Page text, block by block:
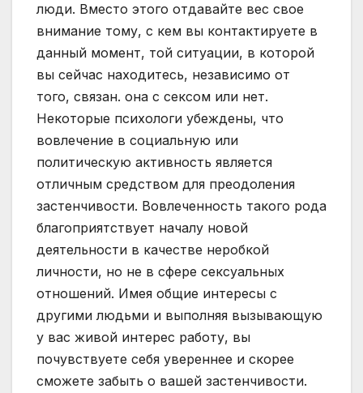
люди. Вместо этого отдавайте вес свое
внимание тому, с кем вы контактируете в
данный момент, той ситуации, в которой
вы сейчас находитесь, независимо от
того, связан. она с сексом или нет.
Некоторые психологи убеждены, что
вовлечение в социальную или
политическую активность является
отличным средством для преодоления
застенчивости. Вовлеченность такого рода
благоприятствует началу новой
деятельности в качестве неробкой
личности, но не в сфере сексуальных
отношений. Имея общие интересы с
другими людьми и выполняя вызывающую
у вас живой интерес работу, вы
почувствуете себя увереннее и скорее
сможете забыть о вашей застенчивости.